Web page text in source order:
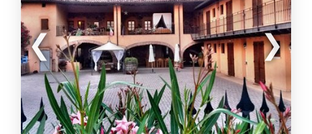
Gallarate
Gardone Riviera
Gravedona
Grosio
Inverigo
Iseo
Lecco